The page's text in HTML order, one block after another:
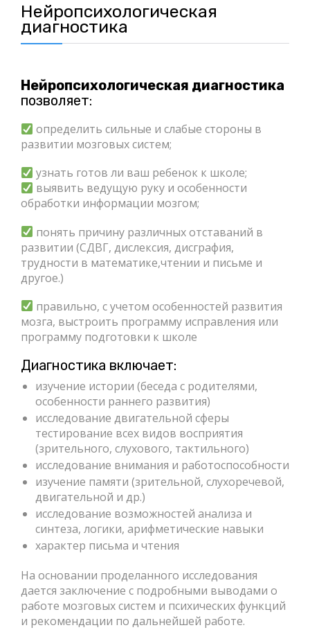
Нейропсихологическая
диагностика
Нейропсихологическая диагностика
позволяет:
определить сильные и слабые стороны в
развитии мозговых систем;
узнать готов ли ваш ребенок к школе;
выявить ведущую руку и особенности
обработки информации мозгом;
понять причину различных отставаний в
развитии (СДВГ, дислексия, дисграфия,
трудности в математике,чтении и письме и
другое.)
правильно, с учетом особенностей развития
мозга, выстроить программу исправления или
программу подготовки к школе
Диагностика включает:
изучение истории (беседа с родителями,
особенности раннего развития)
исследование двигательной сферы
тестирование всех видов восприятия
(зрительного, слухового, тактильного)
исследование внимания и работоспособности
изучение памяти (зрительной, слухоречевой,
двигательной и др.)
исследование возможностей анализа и
синтеза, логики, арифметические навыки
характер письма и чтения
На основании проделанного исследования
дается заключение с подробными выводами о
работе мозговых систем и психических функций
и рекомендации по дальнейшей работе.